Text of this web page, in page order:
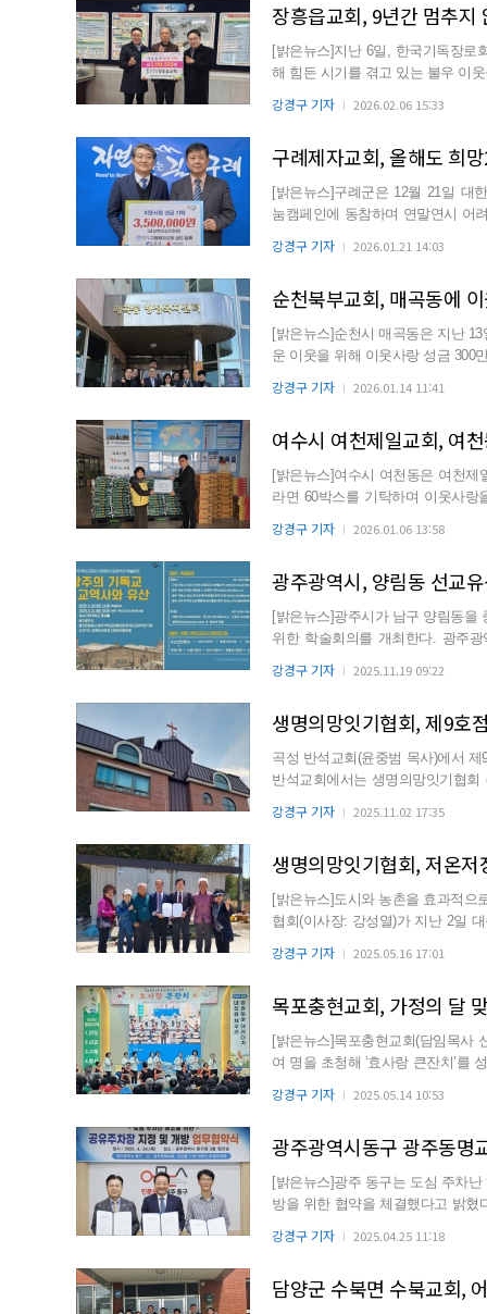
장흥읍교회, 9년간 멈추지
[밝은뉴스]지난 6일, 한국기독장로
해 힘든 시기를 겪고 있는 불우 이
회의 큰 귀감이 되고 있다....
강경구 기자 2026.02.06 15:33
구례제자교회, 올해도 희
[밝은뉴스]구례군은 12월 21일 대
눔캠페인에 동참하며 연말연시 어
밝혔다. 구례제자교...
강경구 기자 2026.01.21 14:03
순천북부교회, 매곡동에
[밝은뉴스]순천시 매곡동은 지난
운 이웃을 위해 이웃사랑 성금 300만 원을 기탁했다고
연초를 맞아 지...
강경구 기자 2026.01.14 11:41
여수시 여천제일교회, 여
[밝은뉴스]여수시 여천동은 여천제
라면 60박스를 기탁하며 이웃사랑을 실천했다고 밝혔다.
경로당 등 ...
강경구 기자 2026.01.06 13:58
광주광역시, 양림동 선교
[밝은뉴스]광주시가 남구 양림동을
위한 학술회의를 개최한다. 광주광역시는 20~21일 호남신학대학교 일원에서 ‘한국기독선교유산
세계유산 등재 추진을 위...
강경구 기자 2025.11.19 09:22
생명의망잇기협회, 제9호
곡성 반석교회(윤중범 목사)에서 제9호점 저온 저장
반석교회에서는 생명의망잇기협
윤중범 목사는...
강경구 기자 2025.11.02 17:35
생명의망잇기협회, 저온
[밝은뉴스]도시와 농촌을 효과적으
협회(이사장: 강성열)가 지난 2일
강경구 기자 2025.05.16 17:01
목포충현교회, 가정의 달
[밝은뉴스]목포충현교회(담임목사
여 명을 초청해 ‘효사랑 큰잔치’를 성황리에 개최했다. 이번 행
화센터 회원들이...
강경구 기자 2025.05.14 10:53
광주광역시동구 광주동명
[밝은뉴스]광주 동구는 도심 주차
방을 위한 협약을 체결했다고 밝혔다. 이번 협약은 관내 민간 주차장을 공유주차장으로 개
민과 방문객들의 주...
강경구 기자 2025.04.25 11:18
담양군 수북면 수북교회,